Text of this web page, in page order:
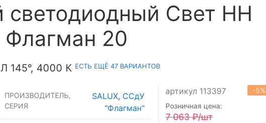
светодиодный Свет НН
20
145°, 4000 К ЕСТЬ ЕЩЁ 47 ВАРИАНТОВ
ПРОИЗВОДИТЕЛЬ,
СЕРИЯ
SALUX, ССдУ
"Флагман"
артикул 113397
-5%
Розничная цена:
7 063₽/шт